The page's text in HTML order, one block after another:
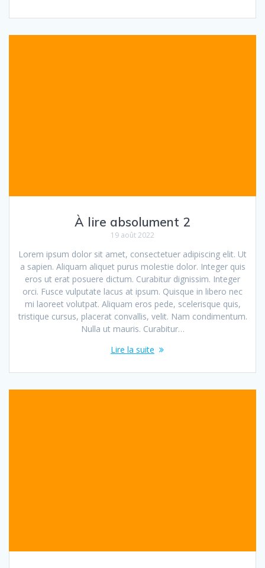
À lire absolument 2
19 août 2022
Lorem ipsum dolor sit amet, consectetuer adipiscing elit. Ut
a sapien. Aliquam aliquet purus molestie dolor. Integer quis
eros ut erat posuere dictum. Curabitur dignissim. Integer
orci. Fusce vulputate lacus at ipsum. Quisque in libero nec
mi laoreet volutpat. Aliquam eros pede, scelerisque quis,
tristique cursus, placerat convallis, velit. Nam condimentum.
Nulla ut mauris. Curabitur…
Lire la suite